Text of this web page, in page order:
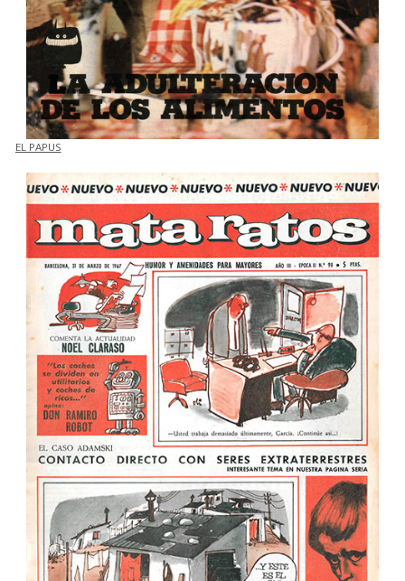
EL PAPUS